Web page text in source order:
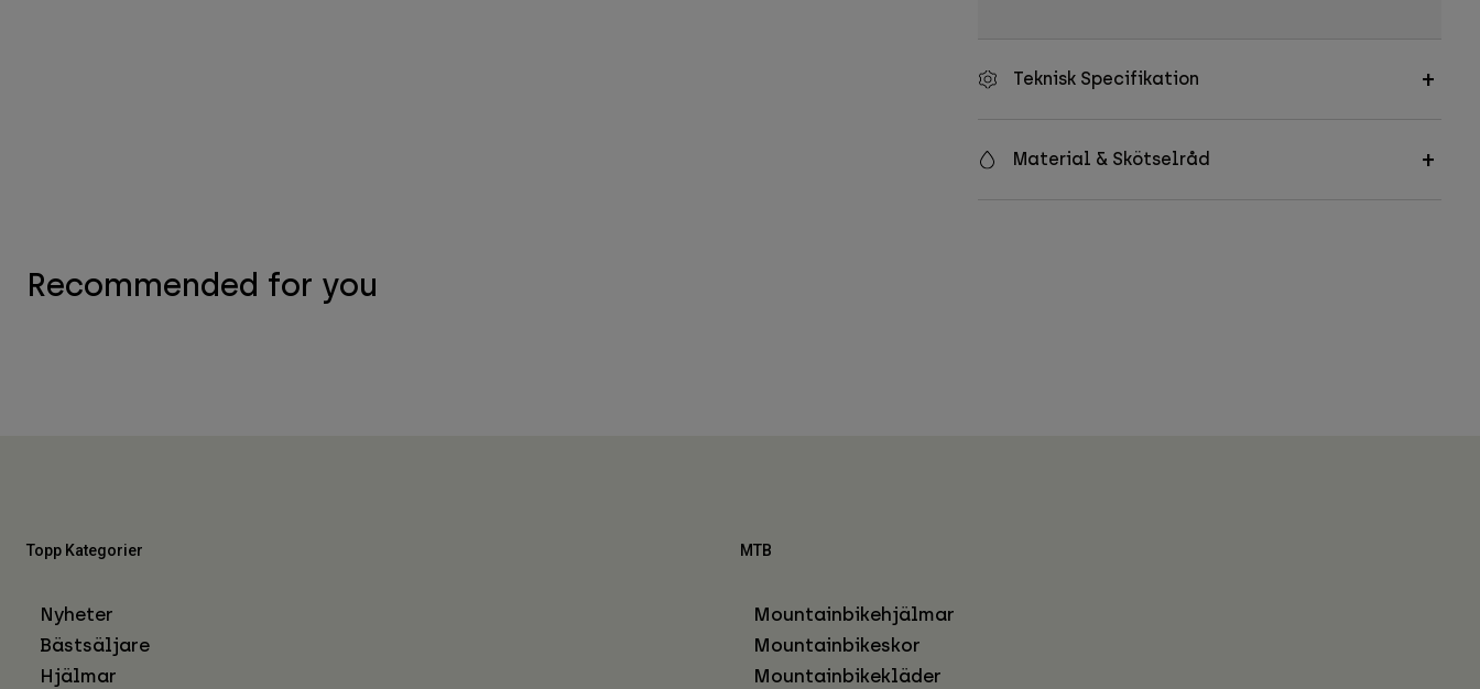
Teknisk Specifikation
Material & Skötselråd
Recommended for you
Topp Kategorier
Nyheter
Bästsäljare
Hjälmar
MTB
Mountainbikehjälmar
Mountainbikeskor
Mountainbikekläder